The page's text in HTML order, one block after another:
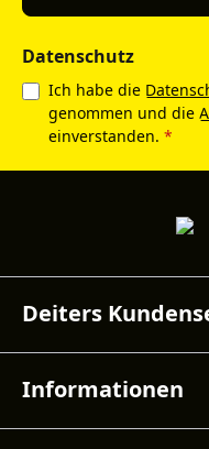
Datenschutz
Ich habe die
genommen und die
einverstanden. *
Deiters
Informationen